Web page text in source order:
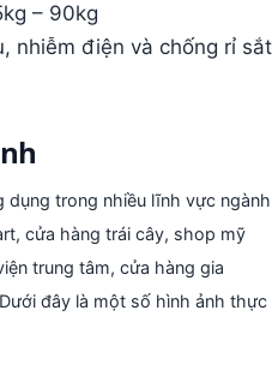
– 90kg
nhiễm điện và chống rỉ sắt
dụng trong nhiều lĩnh vực ngành
cửa hàng trái cây, shop mỹ
trung tâm, cửa hàng gia
đây là một số hình ảnh thực